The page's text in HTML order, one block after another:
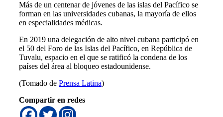
Más de un centenar de jóvenes de las islas del Pacífico se
forman en las universidades cubanas, la mayoría de ellos
en especialidades médicas.
En 2019 una delegación de alto nivel cubana participó en
el 50 del Foro de las Islas del Pacífico, en República de
Tuvalu, espacio en el que se ratificó la condena de los
países del área al bloqueo estadounidense.
(Tomado de Prensa Latina)
Compartir en redes